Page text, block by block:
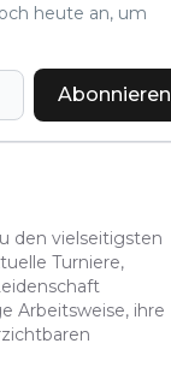
heute an, um
Abonnieren
den vielseitigsten
Turniere,
Arbeitsweise, ihre